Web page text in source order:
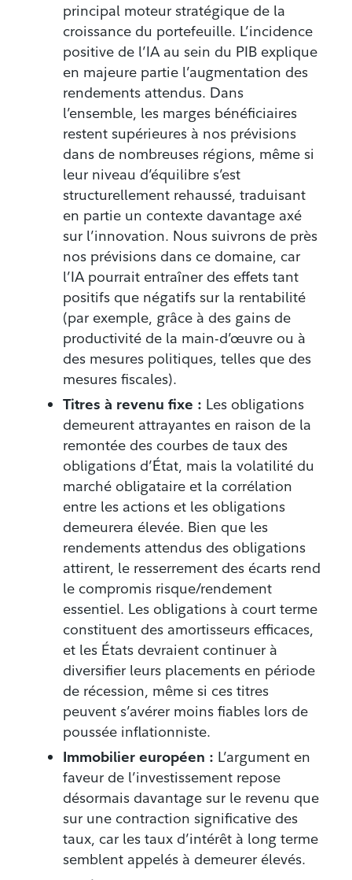
principal moteur stratégique de la
croissance du portefeuille. L’incidence
positive de l’IA au sein du PIB explique
en majeure partie l’augmentation des
rendements attendus. Dans
l’ensemble, les marges bénéficiaires
restent supérieures à nos prévisions
dans de nombreuses régions, même si
leur niveau d’équilibre s’est
structurellement rehaussé, traduisant
en partie un contexte davantage axé
sur l’innovation. Nous suivrons de près
nos prévisions dans ce domaine, car
l’IA pourrait entraîner des effets tant
positifs que négatifs sur la rentabilité
(par exemple, grâce à des gains de
productivité de la main-d’œuvre ou à
des mesures politiques, telles que des
mesures fiscales).
Titres à revenu fixe : Les obligations
demeurent attrayantes en raison de la
remontée des courbes de taux des
obligations d’État, mais la volatilité du
marché obligataire et la corrélation
entre les actions et les obligations
demeurera élevée. Bien que les
rendements attendus des obligations
attirent, le resserrement des écarts rend
le compromis risque/rendement
essentiel. Les obligations à court terme
constituent des amortisseurs efficaces,
et les États devraient continuer à
diversifier leurs placements en période
de récession, même si ces titres
peuvent s’avérer moins fiables lors de
poussée inflationniste.
Immobilier européen : L’argument en
faveur de l’investissement repose
désormais davantage sur le revenu que
sur une contraction significative des
taux, car les taux d’intérêt à long terme
semblent appelés à demeurer élevés.